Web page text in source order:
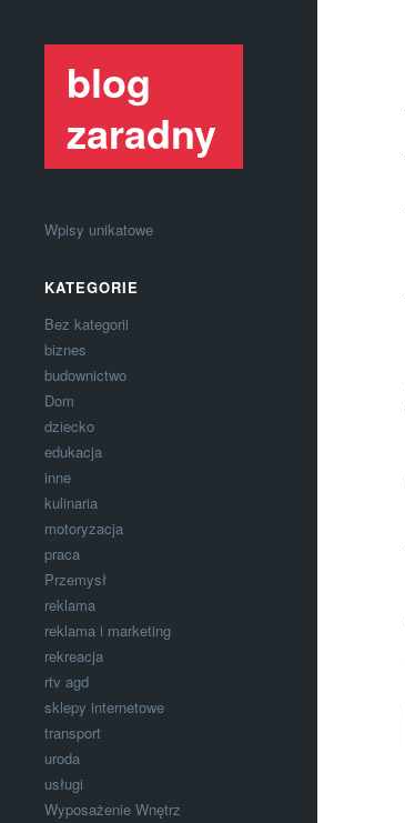
blog
zaradny
Wpisy unikatowe
KATEGORIE
Bez kategorii
biznes
budownictwo
Dom
dziecko
edukacja
inne
kulinaria
motoryzacja
praca
Przemysł
reklama
reklama i marketing
rekreacja
rtv agd
sklepy internetowe
transport
uroda
usługi
Wyposażenie Wnętrz